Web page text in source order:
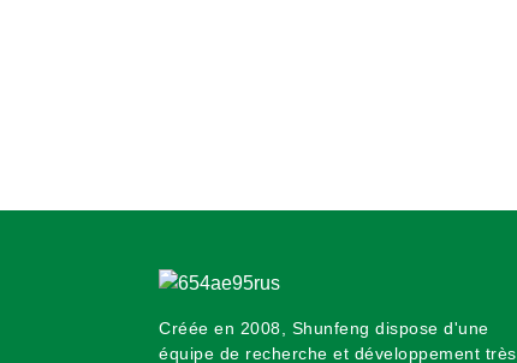
Créée en 2008, Shunfeng dispose d'une
équipe de recherche et développement très